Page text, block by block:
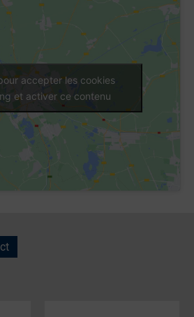
accepter les cookies
et activer ce contenu